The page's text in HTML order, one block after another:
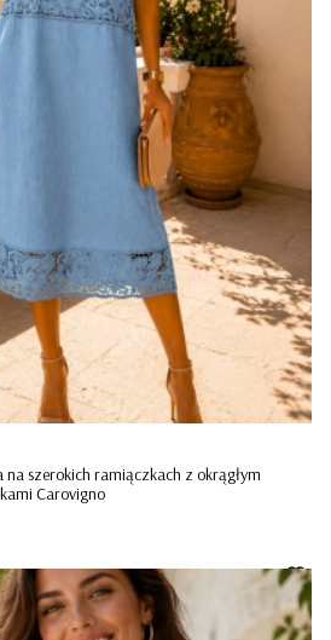
na szerokich ramiączkach z okrągłym
Carovigno